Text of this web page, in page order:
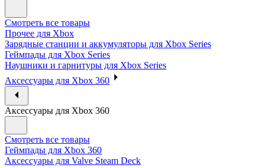
Смотреть все товары
Прочее для Xbox
Зарядные станции и аккумуляторы для Xbox Series
Геймпады для Xbox Series
Наушники и гарнитуры для Xbox Series
Аксессуары для Xbox 360
Аксессуары для Xbox 360
Смотреть все товары
Геймпады для Xbox 360
Аксессуары для Valve Steam Deck